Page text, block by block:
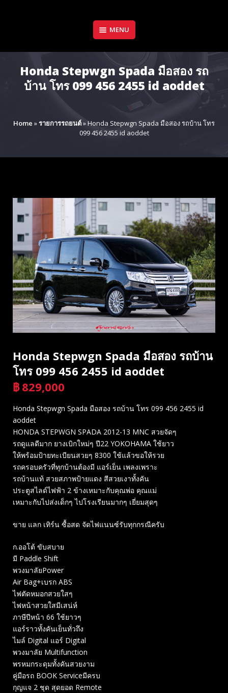
MENU
Honda Stepwgn Spada มือสอง รถ
บ้าน โทร 099 456 2455 id aoddet
Home »รายการรถยนต์»Honda Stepwgn Spada มือสอง รถบ้าน โทร
099 456 2455 id aoddet
Honda Stepwgn Spada มือสอง รถบ้าน
โทร 099 456 2455 id aoddet
฿ 829,000
Honda Stepwgn Spada มือสอง รถบ้าน โทร 099 456 2455 id
aoddet
HONDA STEPWGN SPADA 2012-13 MNC สวยจัดๆ
รถดูแลดีมาก ยางเบิกใหม่ๆ ปี22 YOKOHAMA ใช้ยาว
ให้พร้อมป้ายทะเบียนสวยๆ 8300 ใช้แล้วขอให้รวย
รถครอบครัวที่ทุกบ้านต้องมี แอร์เย็น เพลงเพราะ
รถบ้านแท้ สวยสภาพป้ายแดง สีสวยเงาทั้งคัน
ประตูสไลด์ไฟฟ้า 2 ข้างเหมาะกับคุณพ่อ คุณแม่
เหมาะกับไปส่งเด็กๆ ไปโรงเรียนมากๆ เยี่ยมสุดๆ
ขาย แลก เทิร์น ซื้อสด จัดไฟแนนซ์รับทุกกรณีครับ
ก.ออโต้ ขับสบาย
มี Paddle Shift
พวงมาลัยPower
Air Bag+เบรก ABS
ไฟตัดหมอกสวยใสๆ
ไฟหน้าสวยใสมีเสน่ห์
ภาษีปีหน้า 66 ใช้ยาวๆ
แอร์ราวทั้งคันเย็นทั่วถึง
ไมล์ Digital แอร์ Digital
พวงมาลัย Multifunction
พรหมกระดุมทั้งคันสวยงาม
คู่มือรถ BOOK Serviceมีครบ
กุญแจ 2 ชุด สุดยอด Remote